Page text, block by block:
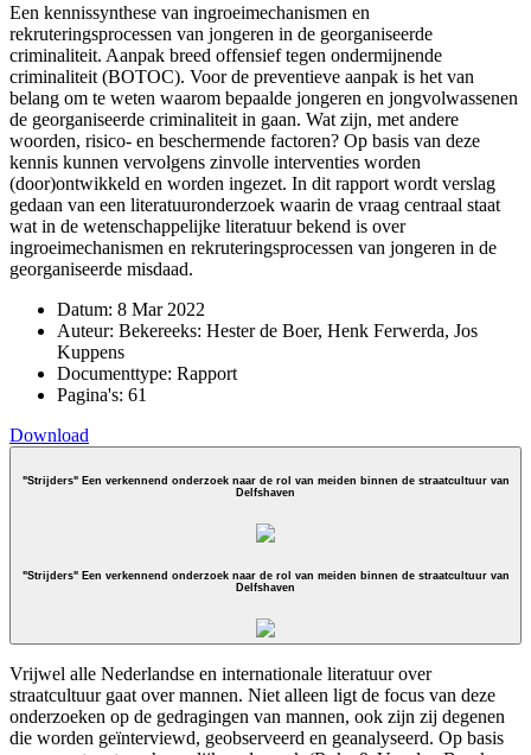
Een kennissynthese van ingroeimechanismen en
rekruteringsprocessen van jongeren in de georganiseerde
criminaliteit. Aanpak breed offensief tegen ondermijnende
criminaliteit (BOTOC). Voor de preventieve aanpak is het van
belang om te weten waarom bepaalde jongeren en jongvolwassenen
de georganiseerde criminaliteit in gaan. Wat zijn, met andere
woorden, risico- en beschermende factoren? Op basis van deze
kennis kunnen vervolgens zinvolle interventies worden
(door)ontwikkeld en worden ingezet. In dit rapport wordt verslag
gedaan van een literatuuronderzoek waarin de vraag centraal staat
wat in de wetenschappelijke literatuur bekend is over
ingroeimechanismen en rekruteringsprocessen van jongeren in de
georganiseerde misdaad.
Datum: 8 Mar 2022
Auteur: Bekereeks: Hester de Boer, Henk Ferwerda, Jos
Kuppens
Documenttype: Rapport
Pagina's: 61
Download
"Strijders" Een verkennend onderzoek naar de rol van meiden binnen de straatcultuur van
Delfshaven
"Strijders" Een verkennend onderzoek naar de rol van meiden binnen de straatcultuur van
Delfshaven
Vrijwel alle Nederlandse en internationale literatuur over
straatcultuur gaat over mannen. Niet alleen ligt de focus van deze
onderzoeken op de gedragingen van mannen, ook zijn zij degenen
die worden geïnterviewd, geobserveerd en geanalyseerd. Op basis